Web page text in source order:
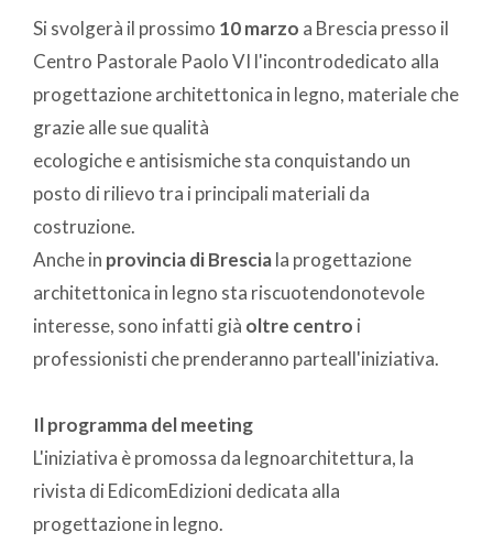
Si svolgerà il prossimo 10 marzo a Brescia presso il
Centro Pastorale Paolo VI l'incontrodedicato alla
progettazione architettonica in legno, materiale che
grazie alle sue qualità
ecologiche e antisismiche sta conquistando un
posto di rilievo tra i principali materiali da
costruzione.
Anche in provincia di Bresciala progettazione
architettonica in legno sta riscuotendonotevole
interesse, sono infatti già oltre centro i
professionisti che prenderanno parteall'iniziativa.
Il programma del meeting
L'iniziativa è promossa da legnoarchitettura, la
rivista di EdicomEdizioni dedicata alla
progettazione in legno.